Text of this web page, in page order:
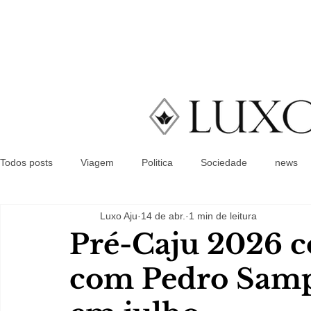
Todos posts Viagem Politica Sociedade news
Pré-Caju 2026
com Pedro
Luxo Aju 14 de abr. 1 min de leitura